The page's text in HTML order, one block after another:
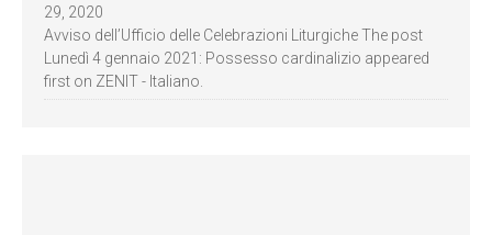
29, 2020
Avviso dell’Ufficio delle Celebrazioni Liturgiche The post
Lunedì 4 gennaio 2021: Possesso cardinalizio appeared
first on ZENIT - Italiano.